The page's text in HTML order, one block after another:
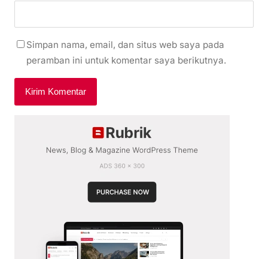
Simpan nama, email, dan situs web saya pada
peramban ini untuk komentar saya berikutnya.